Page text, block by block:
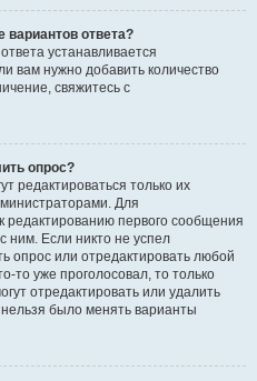
ответа?
устанавливается
вам нужно добавить количество
свяжитесь с
опрос?
редактироваться только их
Для
редактированию первого сообщения
ним. Если никто не успел
опрос или отредактировать любой
то уже проголосовал, то только
отредактировать или удалить
было менять варианты